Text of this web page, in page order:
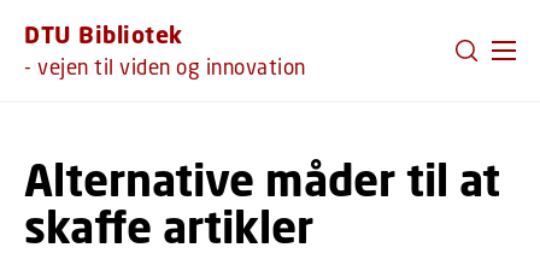
DTU Bibliotek
- vejen til viden og innovation
Alternative måder til at
skaffe artikler